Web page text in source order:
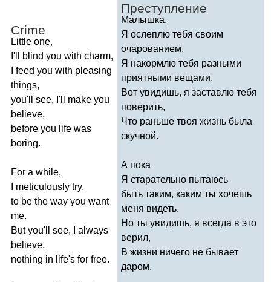
Crime
Little one,
I'll
blind you with charm,
feed you with pleasing
things,
you'll
see, I'll make you
believe,
before you life was
boring.
For a while,
meticulously try,
to be the way you want
me.
But you'll see,
always
believe,
nothing in life's for free.
Преступление
Малышка,
Я ослеплю тебя своим
очарованием,
Я накормлю тебя разными
приятными вещами,
Вот увидишь, я заставлю тебя
поверить,
Что раньше твоя жизнь была
скучной.
А пока
Я старательно пытаюсь
быть таким, каким ты хочешь
меня видеть.
Но ты увидишь, я всегда в это
верил,
В жизни ничего не бывает
даром.